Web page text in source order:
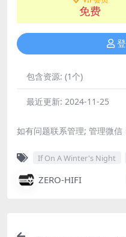
免费
包含资源: (1个)
最近更新: 2024-11-25
如有问题联系管理; 管理微信
If On A Winter's Night
ZERO-HIFI